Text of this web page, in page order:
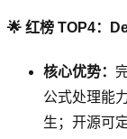
🌟 红榜 TOP4
核心优势：
公式处理能
生；开源可